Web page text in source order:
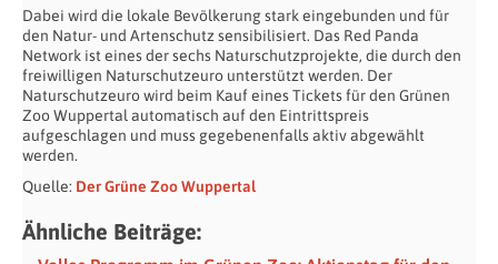
Dabei wird die lokale Bevölkerung stark eingebunden und für
den Natur- und Artenschutz sensibilisiert. Das Red Panda
Network ist eines der sechs Naturschutzprojekte, die durch den
freiwilligen Naturschutzeuro unterstützt werden. Der
Naturschutzeuro wird beim Kauf eines Tickets für den Grünen
Zoo Wuppertal automatisch auf den Eintrittspreis
aufgeschlagen und muss gegebenenfalls aktiv abgewählt
werden.
Quelle: Der Grüne Zoo Wuppertal
Ähnliche Beiträge: